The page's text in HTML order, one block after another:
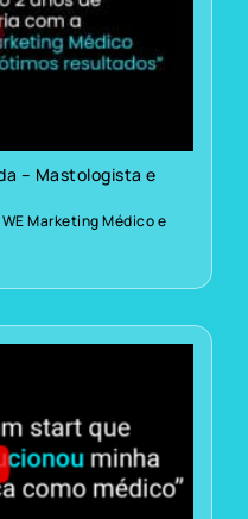
– Mastologista e
Marketing Médico e